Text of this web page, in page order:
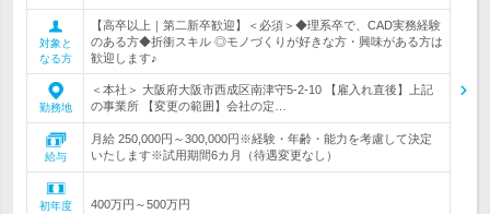
対象と
なる方
【高卒以上｜第二新卒歓迎】＜必須＞◆理系卒で、CAD実務経験
のある方◆折衝スキル ◎モノづくりが好きな方・興味がある方は
歓迎します♪
勤務地
＜本社＞ 大阪府大阪市西成区南津守5-2-10 【雇入れ直後】上記
の事業所 【変更の範囲】会社の定…
給与
月給 250,000円～300,000円※経験・年齢・能力を考慮して決定
いたします※試用期間6カ月（待遇変更なし）
初年度
400万円～500万円